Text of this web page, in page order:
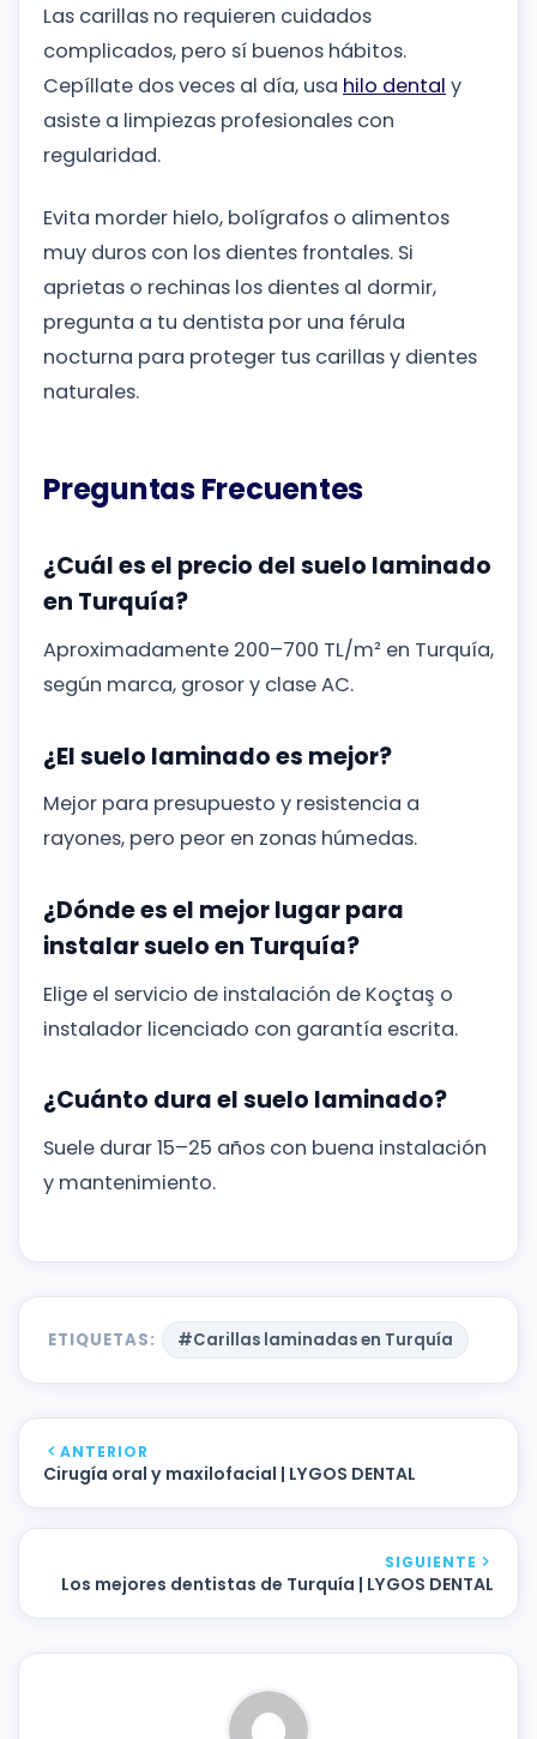
Las carillas no requieren cuidados
complicados, pero sí buenos hábitos.
Cepíllate dos veces al día, usa hilo dental y
asiste a limpiezas profesionales con
regularidad.
Evita morder hielo, bolígrafos o alimentos
muy duros con los dientes frontales. Si
aprietas o rechinas los dientes al dormir,
pregunta a tu dentista por una férula
nocturna para proteger tus carillas y dientes
naturales.
Preguntas Frecuentes
¿Cuál es el precio del suelo laminado
en Turquía?
Aproximadamente 200–700 TL/m² en Turquía,
según marca, grosor y clase AC.
¿El suelo laminado es mejor?
Mejor para presupuesto y resistencia a
rayones, pero peor en zonas húmedas.
¿Dónde es el mejor lugar para
instalar suelo en Turquía?
Elige el servicio de instalación de Koçtaş o
instalador licenciado con garantía escrita.
¿Cuánto dura el suelo laminado?
Suele durar 15–25 años con buena instalación
y mantenimiento.
ETIQUETAS: #Carillas laminadas en Turquía
ANTERIOR
Cirugía oral y maxilofacial | LYGOS DENTAL
SIGUIENTE
Los mejores dentistas de Turquía | LYGOS DENTAL